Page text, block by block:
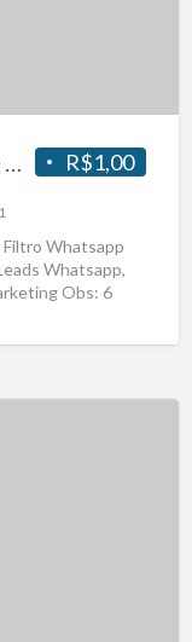
R$1,00
Filtro De Contatos Whatsapp Marketing
Whatsapp
Whatsapp,
Obs: 6